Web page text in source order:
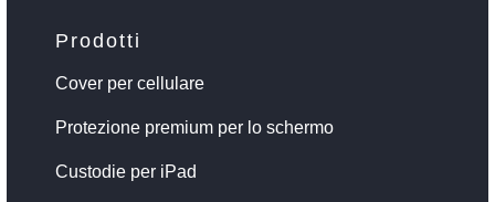
Prodotti
Cover per cellulare
Protezione premium per lo schermo
Custodie per iPad